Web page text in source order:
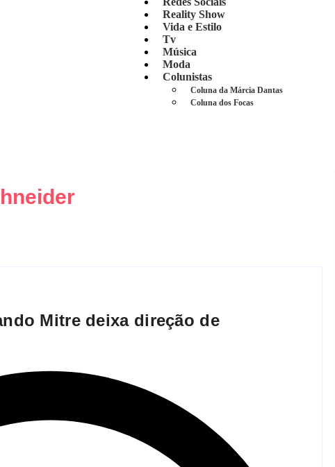
Reality Show
Vida e Estilo
Tv
Música
Moda
Colunistas
Coluna da Márcia Dantas
Coluna dos Focas
Mitre deixa direção de